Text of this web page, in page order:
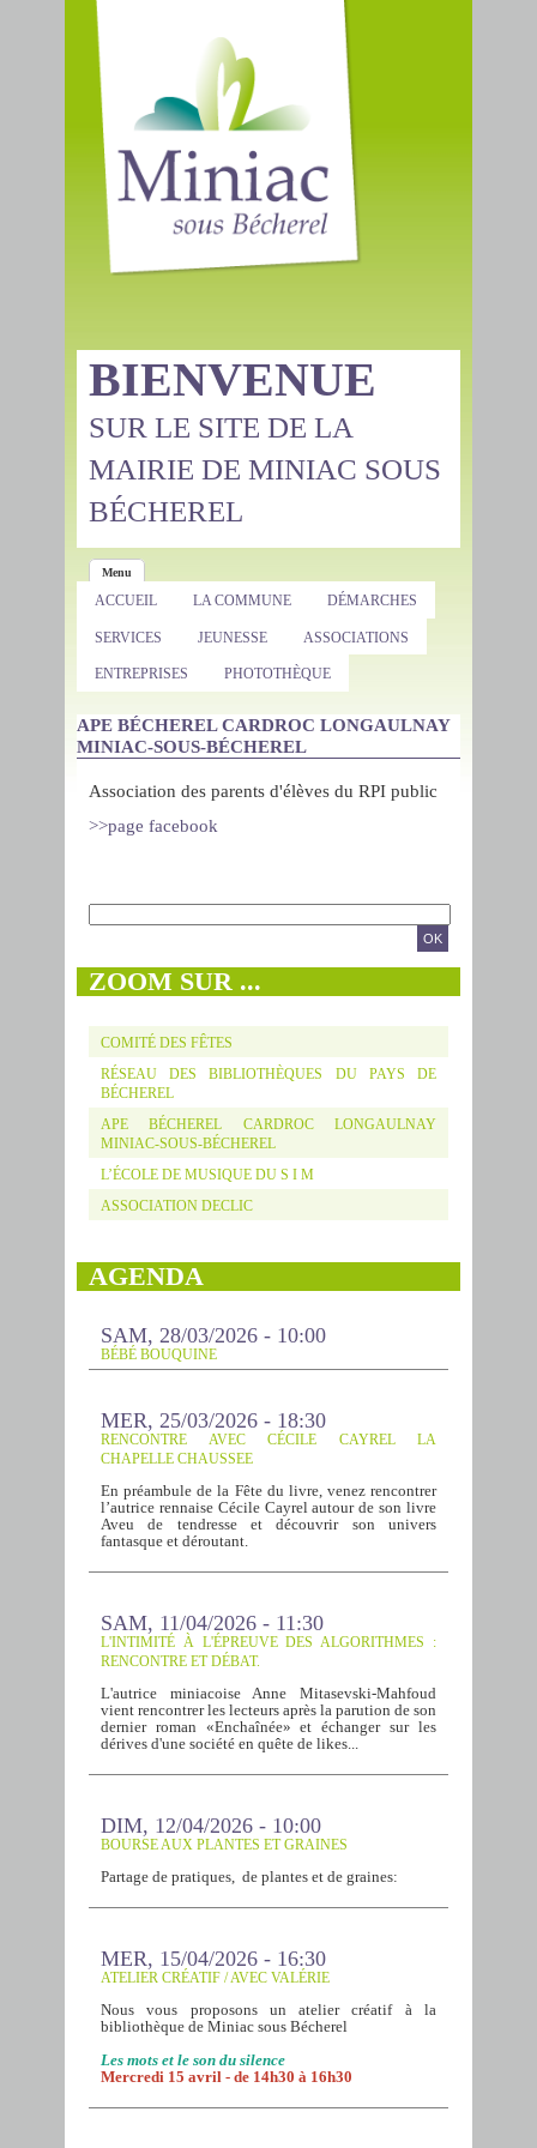
BIENVENUE
SUR LE SITE DE LA
MAIRIE DE MINIAC SOUS
BÉCHEREL
Menu
ACCUEIL LA COMMUNE DÉMARCHES
SERVICES JEUNESSE ASSOCIATIONS
ENTREPRISES PHOTOTHÈQUE
APE BÉCHEREL CARDROC LONGAULNAY
MINIAC-SOUS-BÉCHEREL
Association des parents d'élèves du RPI public
>>page facebook
Formulaire de recherche
RECHERCHE
ZOOM SUR ...
COMITÉ DES FÊTES
RÉSEAU DES BIBLIOTHÈQUES DU PAYS DE
BÉCHEREL
APE BÉCHEREL CARDROC LONGAULNAY
MINIAC-SOUS-BÉCHEREL
L’ÉCOLE DE MUSIQUE DU S I M
ASSOCIATION DECLIC
AGENDA
SAM, 28/03/2026 - 10:00
BÉBÉ BOUQUINE
MER, 25/03/2026 - 18:30
RENCONTRE AVEC CÉCILE CAYREL LA
CHAPELLE CHAUSSEE
En préambule de la Fête du livre, venez rencontrer
l’autrice rennaise Cécile Cayrel autour de son livre
Aveu de tendresse et découvrir son univers
fantasque et déroutant.
SAM, 11/04/2026 - 11:30
L'INTIMITÉ À L'ÉPREUVE DES ALGORITHMES :
RENCONTRE ET DÉBAT.
L'autrice miniacoise Anne Mitasevski-Mahfoud
vient rencontrer les lecteurs après la parution de son
dernier roman «Enchaînée» et échanger sur les
dérives d'une société en quête de likes...
DIM, 12/04/2026 - 10:00
BOURSE AUX PLANTES ET GRAINES
Partage de pratiques, de plantes et de graines:
MER, 15/04/2026 - 16:30
ATELIER CRÉATIF / AVEC VALÉRIE
Nous vous proposons un atelier créatif à la
bibliothèque de Miniac sous Bécherel
Les mots et le son du silence
Mercredi 15 avril - de 14h30 à 16h30